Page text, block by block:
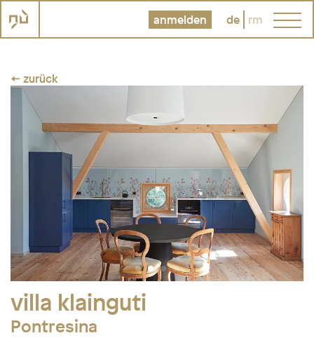
anmelden de rm
← zurück
villa klainguti
Pontresina